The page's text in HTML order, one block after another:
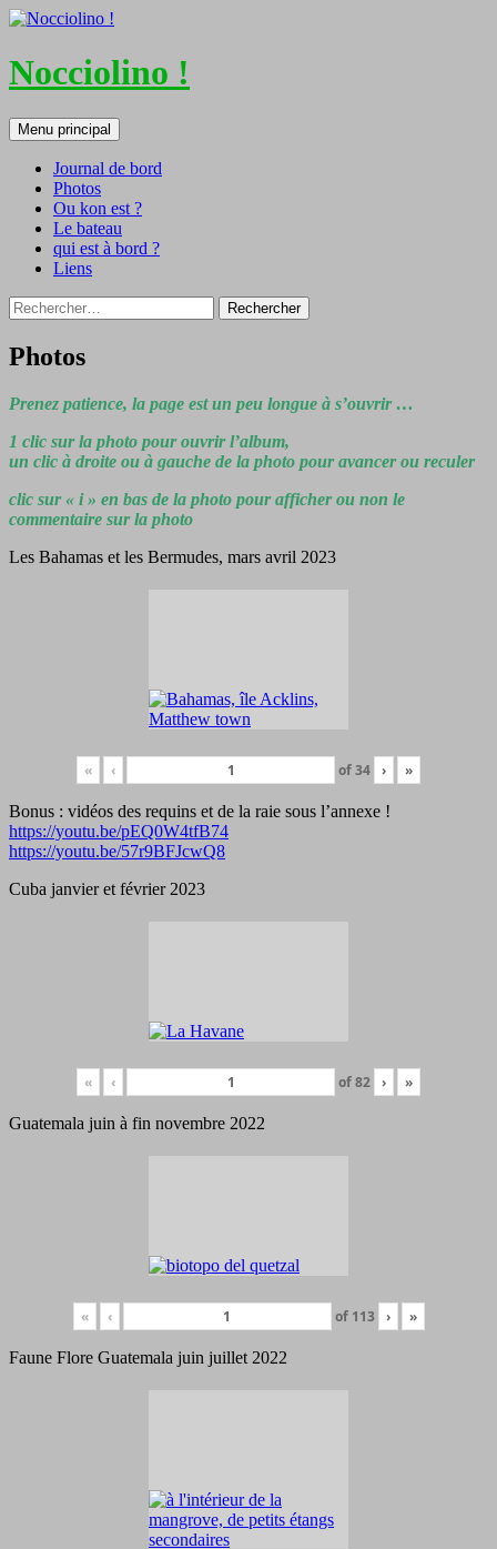
Nocciolino !
Recherche
Menu principal
Aller
au
contenu
Journal de bord
Photos
Ou kon est ?
Le bateau
qui est à bord ?
Liens
Rechercher :
Photos
Prenez patience, la page est un peu longue à s’ouvrir …
1 clic sur la photo pour ouvrir l’album,
un clic à droite ou à gauche de la photo pour avancer ou reculer
clic sur « i » en bas de la photo pour afficher ou non le
commentaire sur la photo
Les Bahamas et les Bermudes, mars avril 2023
« ‹ of34 › »
Bonus : vidéos des requins et de la raie sous l’annexe !
https://youtu.be/pEQ0W4tfB74
https://youtu.be/57r9BFJcwQ8
Cuba janvier et février 2023
« ‹ of82 › »
Guatemala juin à fin novembre 2022
« ‹ of 113 › »
Faune Flore Guatemala juin juillet 2022